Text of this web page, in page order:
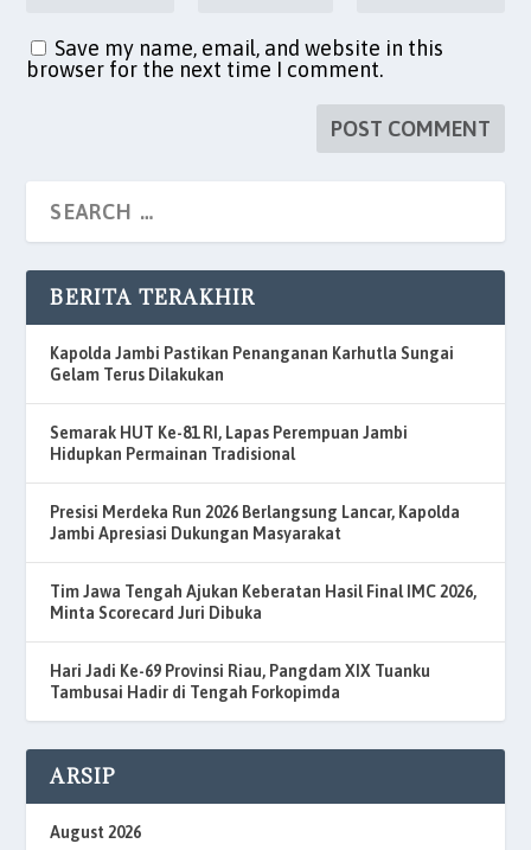
Save my name, email, and website in this
browser for the next time I comment.
BERITA TERAKHIR
Kapolda Jambi Pastikan Penanganan Karhutla Sungai
Gelam Terus Dilakukan
Semarak HUT Ke-81 RI, Lapas Perempuan Jambi
Hidupkan Permainan Tradisional
Presisi Merdeka Run 2026 Berlangsung Lancar, Kapolda
Jambi Apresiasi Dukungan Masyarakat
Tim Jawa Tengah Ajukan Keberatan Hasil Final IMC 2026,
Minta Scorecard Juri Dibuka
Hari Jadi Ke-69 Provinsi Riau, Pangdam XIX Tuanku
Tambusai Hadir di Tengah Forkopimda
ARSIP
August 2026